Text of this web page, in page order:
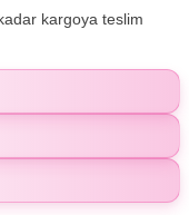
kargoya teslim